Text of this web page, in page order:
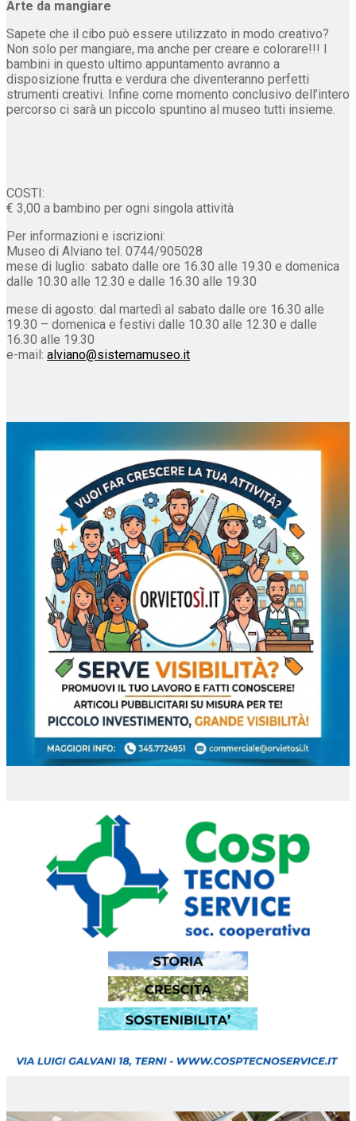
Arte da mangiare
Sapete che il cibo può essere utilizzato in modo creativo?
Non solo per mangiare, ma anche per creare e colorare!!! I
bambini in questo ultimo appuntamento avranno a
disposizione frutta e verdura che diventeranno perfetti
strumenti creativi. Infine come momento conclusivo dell’intero
percorso ci sarà un piccolo spuntino al museo tutti insieme.
COSTI:
€ 3,00 a bambino per ogni singola attività
Per informazioni e iscrizioni:
Museo di Alviano tel. 0744/905028
mese di luglio: sabato dalle ore 16.30 alle 19.30 e domenica
dalle 10.30 alle 12.30 e dalle 16.30 alle 19.30
mese di agosto: dal martedì al sabato dalle ore 16.30 alle
19.30 – domenica e festivi dalle 10.30 alle 12.30 e dalle
16.30 alle 19.30
e-mail: alviano@sistemamuseo.it